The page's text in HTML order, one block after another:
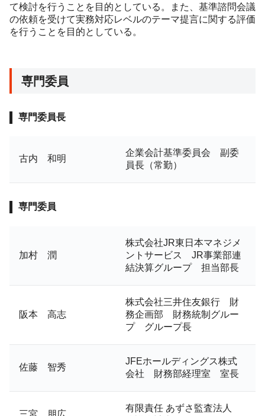
て検討を行うことを目的としている。また、基準諮問会議
の依頼を受けて実務対応レベルのテーマ提言に関する評価
を行うことを目的としている。
専門委員
専門委員長
古内 和明
企業会計基準委員会 副委
員長（常勤）
専門委員
加村 潤
株式会社JR東日本マネジメ
ントサービス JR事業部連
結決算グループ 担当部長
阪本 高志
株式会社三井住友銀行 財
務企画部 財務統制グルー
プ グループ長
佐藤 智秀
JFEホールディングス株式
会社 財務部経理室 室長
三宮 朋広
有限責任 あずさ監査法人